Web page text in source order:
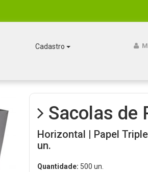
Cadastro
Sacolas de
Horizontal | Papel
un.
Quantidade: 500 un.